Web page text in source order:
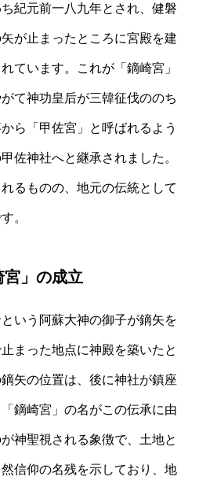
紀元前一八九年とされ、健磐
が止まったところに宮殿を建
ています。これが「鏑崎宮」
て神功皇后が三韓征伐ののち
ら「甲佐宮」と呼ばれるよう
佐神社へと継承されました。
るものの、地元の伝統として
。
」の成立
いう阿蘇大神の御子が鏑矢を
まった地点に神殿を築いたと
矢の位置は、後に神社が鎮座
鏑崎宮」の名がこの伝承に由
神聖視される象徴で、土地と
信仰の名残を示しており、地